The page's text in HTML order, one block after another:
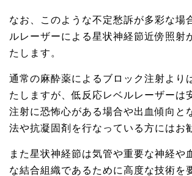
なお、このような不定愁訴が多彩な場
ルレーザーによる星状神経節近傍照射
たします。
通常の麻酔薬によるブロック注射より
たしますが、低反応レベルレーザーは
注射に恐怖心がある場合や出血傾向と
法や抗凝固剤を行なっている方にはお
また星状神経節は気管や重要な神経や
な結合組織であるために高度な技術を